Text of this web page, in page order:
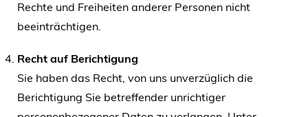
Rechte und Freiheiten anderer Personen nicht
beeinträchtigen.
Recht auf Berichtigung
Sie haben das Recht, von uns unverzüglich die
Berichtigung Sie betreffender unrichtiger